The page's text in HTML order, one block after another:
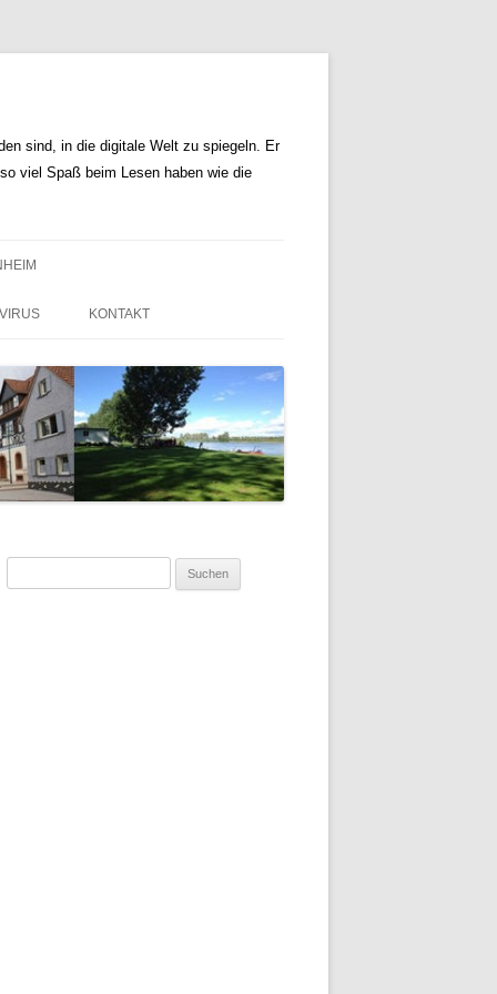
sind, in die digitale Welt zu spiegeln. Er
viel Spaß beim Lesen haben wie die
KONTAKT